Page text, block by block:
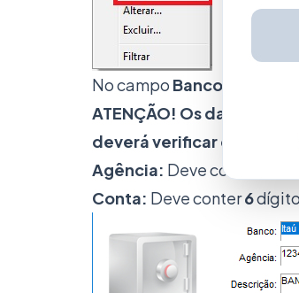
No campo Banco
ATENÇÃO! Os dados
deverá verificar quais
Agência: Deve conter
Conta: Deve conter6